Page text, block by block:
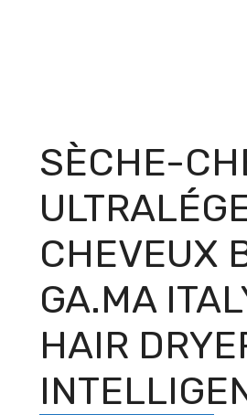
SÈCHE-
CHEVEUX
GA.MA
HAIR